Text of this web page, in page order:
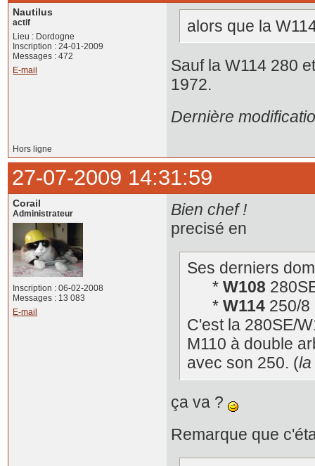
Nautilus
actif
Lieu : Dordogne
Inscription : 24-01-2009
Messages : 472
E-mail
alors que la
Sauf la W114 280
1972.
Dernière
Hors ligne
27-07-2009 14:31:59
Corail
Administrateur
Inscription : 06-02-2008
Messages : 13 083
E-mail
Bien chef !
precisé en
Ses derniers
* W108
* W114250/8
C'est la 280SE/
M110 à double
avec son 250. (la
ça va ?
Remarque que